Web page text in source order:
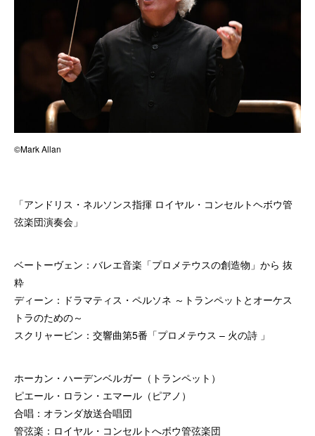
©Mark Allan
「アンドリス・ネルソンス指揮 ロイヤル・コンセルトヘボウ管
弦楽団演奏会」
ベートーヴェン：バレエ音楽「プロメテウスの創造物」から 抜
粋
ディーン：ドラマティス・ペルソネ ～トランペットとオーケス
トラのための～
スクリャービン：交響曲第5番「プロメテウス – 火の詩 」
ホーカン・ハーデンベルガー（トランペット）
ピエール・ロラン・エマール（ピアノ）
合唱：オランダ放送合唱団
管弦楽：ロイヤル・コンセルトへボウ管弦楽団